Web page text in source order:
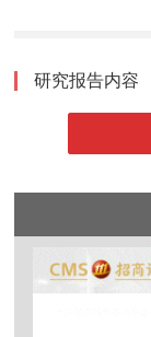
研究报告内容